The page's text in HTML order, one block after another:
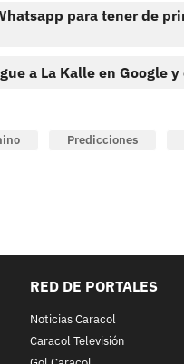
para tener de
a La Kalle en Google
Predicciones
RED DE PORTALES
Noticias Caracol
Caracol Televisión